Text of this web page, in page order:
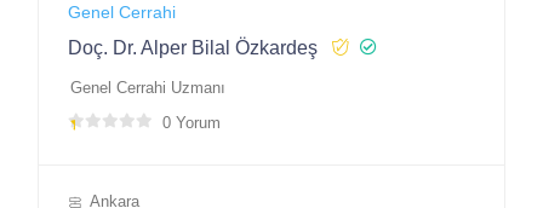
Genel Cerrahi
Doç. Dr. Alper Bilal Özkardeş
Genel Cerrahi Uzmanı
0 Yorum
Ankara